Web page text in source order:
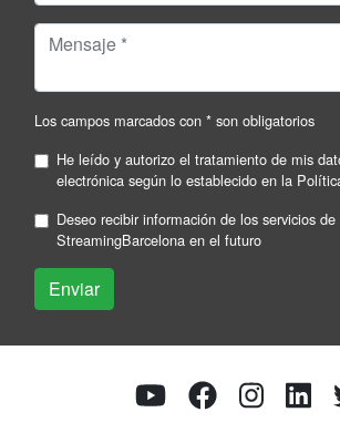
Los campos marcados con * son obligatorios
He leído y autorizo el tratamiento de mis
electrónica según lo establecido en la
Deseo recibir información de los servicios de
StreamingBarcelona en el futuro